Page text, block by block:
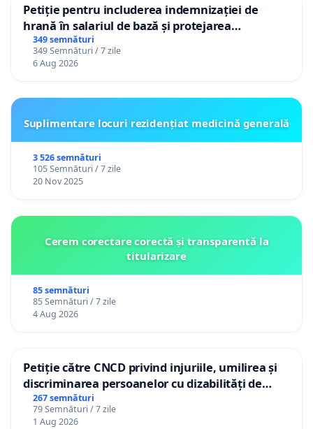
Petiție pentru includerea indemnizației de
hrană în salariul de bază și protejarea
gradațiilor de vechime pentru asistenții
personali
349 semnături
349 Semnături / 7 zile
6 Aug 2026
Suplimentare locuri rezidențiat medicină generală
3 526 semnături
105 Semnături / 7 zile
20 Nov 2025
Cerem corectare corectă și transparentă la
titularizare
85 semnături
85 Semnături / 7 zile
4 Aug 2026
Petiție către CNCD privind injuriile, umilirea și
discriminarea persoanelor cu dizabilități de
către utilizatorul TikTok „Gorici”
267 semnături
79 Semnături / 7 zile
1 Aug 2026